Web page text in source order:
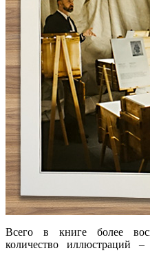
Всего в книге более
количество иллюстраций